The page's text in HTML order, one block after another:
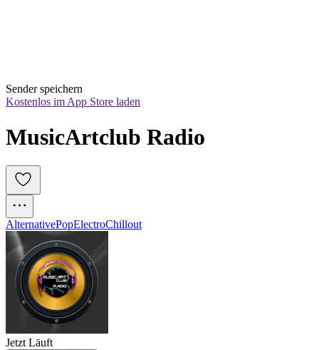
Sender speichern
Kostenlos im App Store laden
MusicArtclub Radio
AlternativePopElectroChillout
Jetzt Läuft